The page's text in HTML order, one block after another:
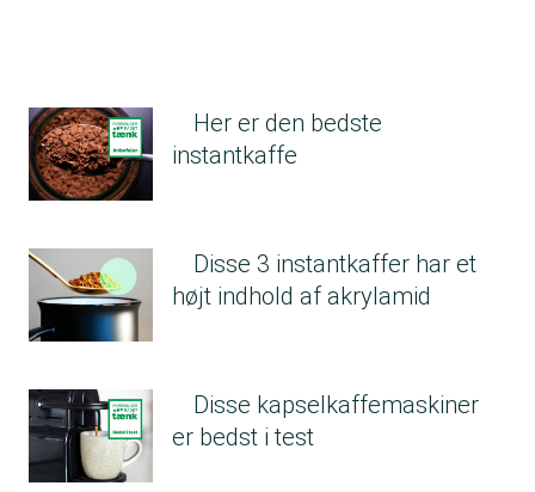
Her er den bedste
instantkaffe
Disse 3 instantkaffer har et
højt indhold af akrylamid
Disse kapselkaffemaskiner
er bedst i test